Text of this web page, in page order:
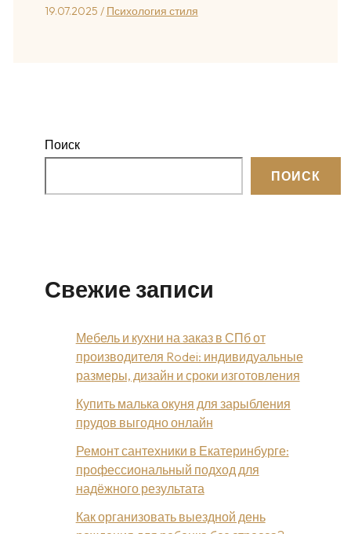
19.07.2025 / Психология стиля
Поиск
ПОИСК
Свежие записи
Мебель и кухни на заказ в СПб от
производителя Rodei: индивидуальные
размеры, дизайн и сроки изготовления
Купить малька окуня для зарыбления
прудов выгодно онлайн
Ремонт сантехники в Екатеринбурге:
профессиональный подход для
надёжного результата
Как организовать выездной день